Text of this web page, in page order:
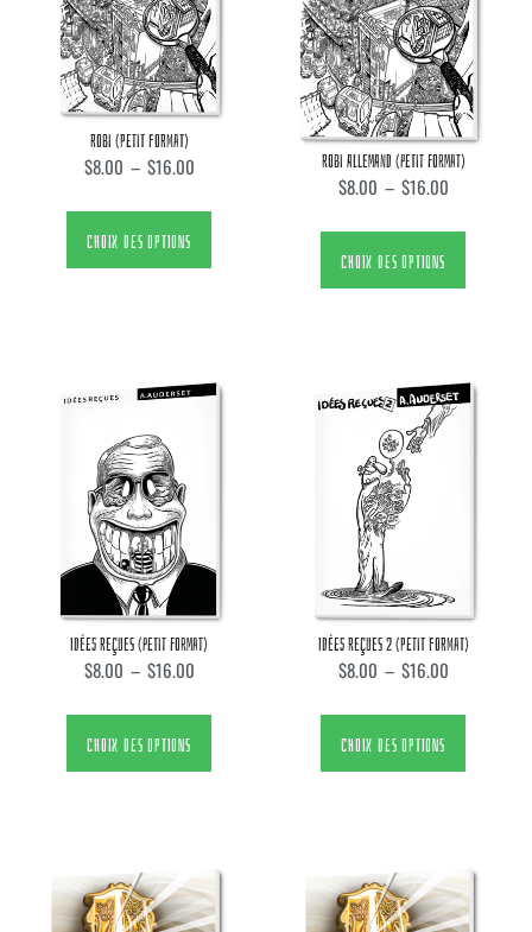
ROBI (PETIT FORMAT)
$8.00 – $16.00
CHOIX DES OPTIONS
ROBI ALLEMAND (PETIT FORMAT)
$8.00 – $16.00
CHOIX DES OPTIONS
IDÉES REÇUES (PETIT FORMAT)
$8.00 – $16.00
CHOIX DES OPTIONS
IDÉES REÇUES 2 (PETIT FORMAT)
$8.00 – $16.00
CHOIX DES OPTIONS